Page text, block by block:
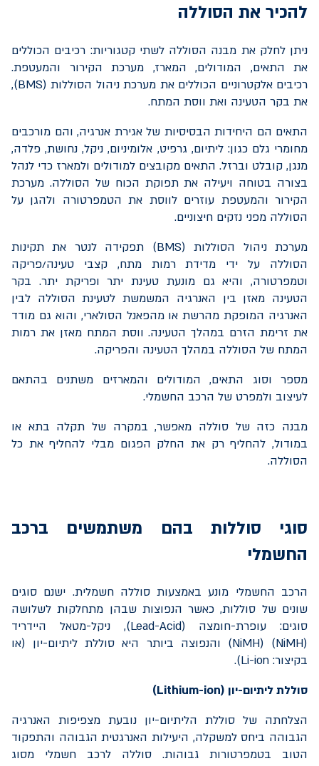
להכיר את הסוללה
ניתן לחלק את מבנה הסוללה לשתי קטגוריות: רכיבים הכוללים
את התאים, המודולים, המארז, מערכת הקירור והמעטפת.
רכיבים אלקטרוניים הכוללים את מערכת ניהול הסוללות (BMS
),
את בקר הטעינה ואת ווסת המתח.
התאים הם היחידות הבסיסיות של אגירת אנרגיה, והם מורכבים
מחומרי גלם כגון: ליתיום, גרפיט, אלומיניום, ניקל, נחושת, פלדה,
מנגן, קובלט וברזל. התאים מקובצים למודולים ולמארז כדי לנהל
בצורה בטוחה ויעילה את תפוקת הכוח של הסוללה. מערכת
הקירור והמעטפת עוזרים לווסת את הטמפרטורה ולהגן על
הסוללה מפני נזקים חיצוניים.
מערכת ניהול הסוללות (BMS) תפקידה לנטר את תקינות
הסוללה על ידי מדידת רמות מתח, קצבי טעינה/פריקה
וטמפרטורה, והיא גם מונעת טעינת יתר ופריקת יתר. בקר
הטעינה מאזן בין האנרגיה המשמשת לטעינת הסוללה לבין
האנרגיה המופקת מהרשת או מהפאנל הסולארי, והוא גם מודד
את זרימת הזרם במהלך הטעינה. ווסת המתח מאזן את רמות
המתח של הסוללה במהלך הטעינה והפריקה.
מספר וסוג התאים, המודולים והמארזים משתנים בהתאם
לעיצוב ולמפרט של הרכב החשמלי.
מבנה כזה של סוללה מאפשר, במקרה של תקלה בתא או
במודול, להחליף רק את החלק הפגום מבלי להחליף את כל
הסוללה.
סוגי סוללות בהם משתמשים ברכב
החשמלי
הרכב החשמלי מונע באמצעות סוללה חשמלית. ישנם סוגים
שונים של סוללות, כאשר הנפוצות שבהן מתחלקות לשלושה
סוגים: עופרת-חומצה (Lead-Acid), ניקל-מטאל היידריד
(
NiMH
) (
(NiMH והנפוצה ביותר היא סוללת ליתיום-יון (או
בקיצור: Li-ion
).
סוללת ליתיום-יון (Lithium-ion
)
הצלחתה של סוללת הליתיום-יון נובעת מצפיפות האנרגיה
הגבוהה ביחס למשקלה, היעילות האנרגטית הגבוהה והתפקוד
הטוב בטמפרטורות גבוהות. סוללה לרכב חשמלי מסוג